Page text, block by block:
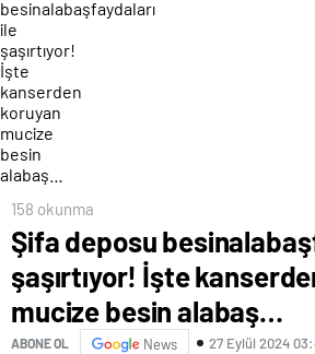
158 okunma
Şifa deposu
şaşırtıyor! İşte
mucize besin alabaş…
ABONE OL News 27 Eylül 2024